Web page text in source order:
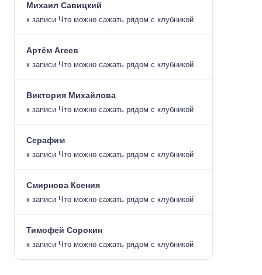
Михаил Савицкий
к записи Что можно сажать рядом с клубникой
Артём Агеев
к записи Что можно сажать рядом с клубникой
Виктория Михайлова
к записи Что можно сажать рядом с клубникой
Серафим
к записи Что можно сажать рядом с клубникой
Смирнова Ксения
к записи Что можно сажать рядом с клубникой
Тимофей Сорокин
к записи Что можно сажать рядом с клубникой